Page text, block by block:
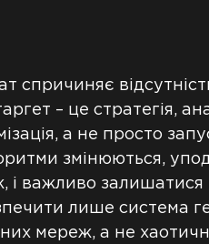
спричиняє
– це стратегія,
а не просто
змінюються,
і важливо
лише система
мереж, а не